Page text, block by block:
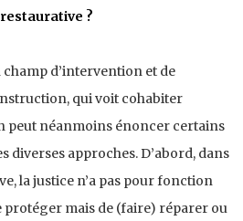
restaurative ?
champ d’intervention et de
qui voit cohabiter
peut néanmoins énoncer certains
diverses approches. D’abord, dans
la justice n’a pas pour fonction
protéger mais de (faire) réparer ou